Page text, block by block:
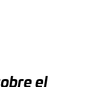
el